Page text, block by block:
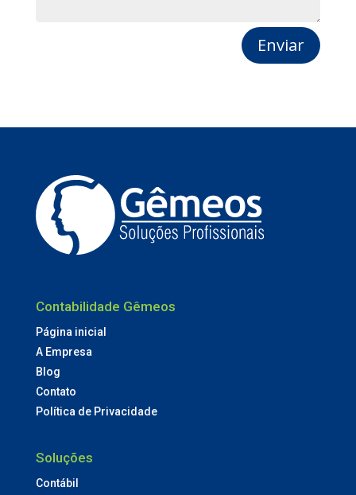
Enviar
Contabilidade Gêmeos
Página inicial
A Empresa
Blog
Contato
Política de Privacidade
Soluções
Contábil